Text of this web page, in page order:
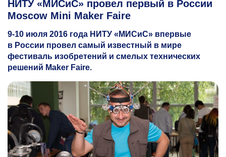
НИТУ «МИСиС» провел первый в России
Moscow Mini Maker Faire
9-10 июля 2016 года НИТУ «МИСиС» впервые
в России провел самый известный в мире
фестиваль изобретений и смелых технических
решений Maker Faire.